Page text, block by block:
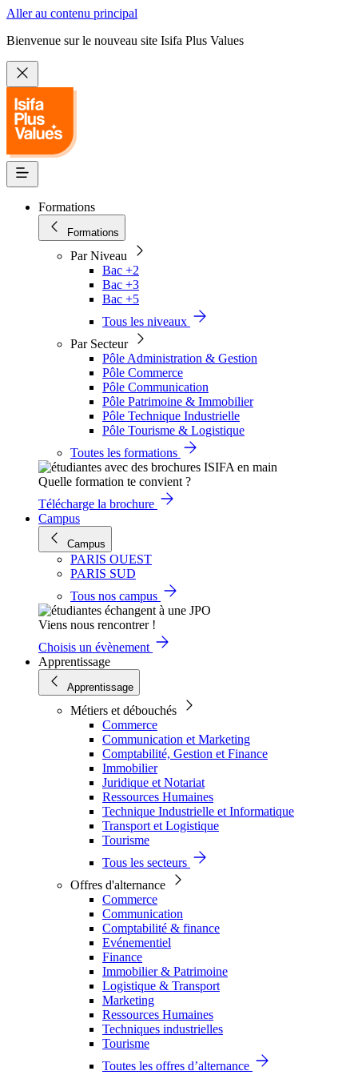
Aller au contenu principal
Bienvenue sur le nouveau site Isifa Plus Values
Formations
Formations
Par Niveau
Bac +2
Bac +3
Bac +5
Tous les niveaux
Par Secteur
Pôle Administration & Gestion
Pôle Commerce
Pôle Communication
Pôle Patrimoine & Immobilier
Pôle Technique Industrielle
Pôle Tourisme & Logistique
Toutes les formations
Quelle formation te convient ?
Télécharge la brochure
Campus
Campus
PARIS OUEST
PARIS SUD
Tous nos campus
Viens nous rencontrer !
Choisis un évènement
Apprentissage
Apprentissage
Métiers et débouchés
Commerce
Communication et Marketing
Comptabilité, Gestion et Finance
Immobilier
Juridique et Notariat
Ressources Humaines
Technique Industrielle et Informatique
Transport et Logistique
Tourisme
Tous les secteurs
Offres d'alternance
Commerce
Communication
Comptabilité & finance
Evénementiel
Finance
Immobilier & Patrimoine
Logistique & Transport
Marketing
Ressources Humaines
Techniques industrielles
Tourisme
Toutes les offres d’alternance